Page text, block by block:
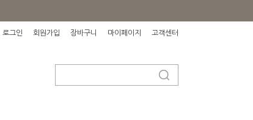
로그인 회원가입 장바구니 마이페이지 고객센터